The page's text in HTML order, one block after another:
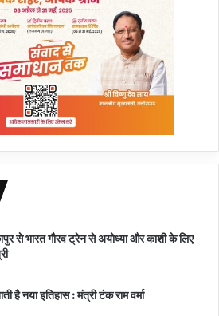
से भारत गौरव ट्रेन से अयोध्या और काशी के लिए
है नया इतिहास : मंत्री टंक राम वर्मा